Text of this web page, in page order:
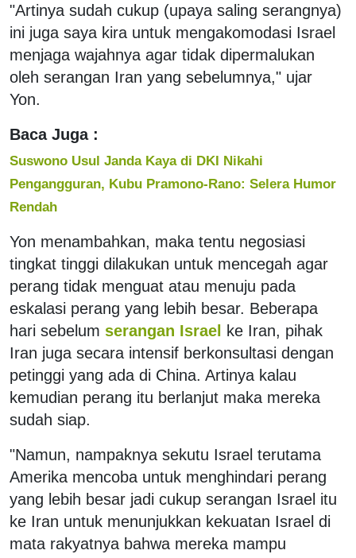
"Artinya sudah cukup (upaya saling serangnya)
ini juga saya kira untuk mengakomodasi Israel
menjaga wajahnya agar tidak dipermalukan
oleh serangan Iran yang sebelumnya," ujar
Yon.
Baca Juga :
Suswono Usul Janda Kaya di DKI Nikahi
Pengangguran, Kubu Pramono-Rano: Selera Humor
Rendah
Yon menambahkan, maka tentu negosiasi
tingkat tinggi dilakukan untuk mencegah agar
perang tidak menguat atau menuju pada
eskalasi perang yang lebih besar. Beberapa
hari sebelum serangan Israel
ke Iran, pihak
Iran juga secara intensif berkonsultasi dengan
petinggi yang ada di China. Artinya kalau
kemudian perang itu berlanjut maka mereka
sudah siap.
"Namun, nampaknya sekutu Israel terutama
Amerika mencoba untuk menghindari perang
yang lebih besar jadi cukup serangan Israel itu
ke Iran untuk menunjukkan kekuatan Israel di
mata rakyatnya bahwa mereka mampu